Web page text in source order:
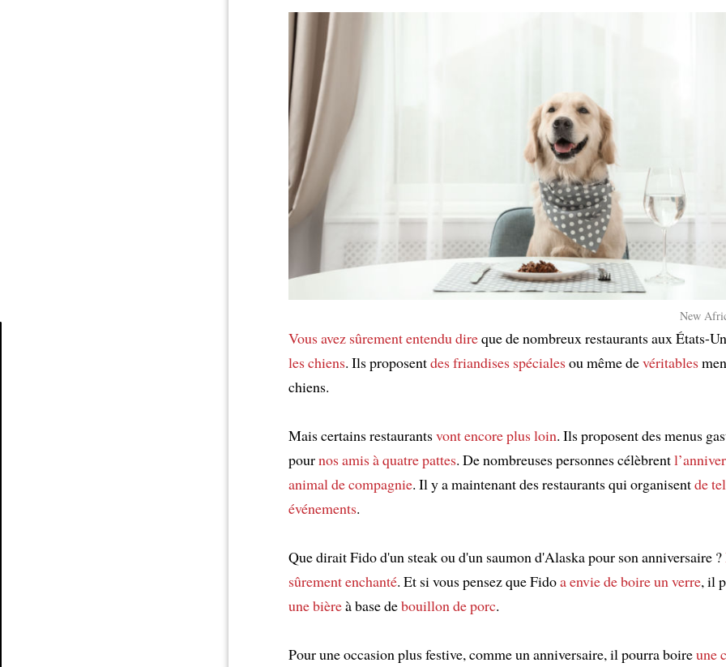
New
Vous avez sûrement entendu direque de nombreux restaurants aux États-
les chiens. Ils proposentdes friandises spécialesou même devéritables
chiens.
Mais certains restaurantsvont encore plus loin. Ils proposent des menus
pournos amis à quatre pattes. De nombreuses personnes célèbrent
animal de compagnie. Il y a maintenant des restaurants qui organisentde
événements.
Que dirait Fido d'un steak ou d'un saumon d'Alaska pour son anniversaire ?
sûrement enchanté. Et si vous pensez que Fidoa envie de boire un verre, il
une bièreà base debouillon de porc.
Pour une occasion plus festive, comme un anniversaire, il pourra boireune